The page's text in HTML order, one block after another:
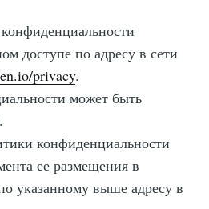
доступе по адресу в сети
privacy.
может быть
конфиденциальности
ее размещения в
указанному выше адресу в